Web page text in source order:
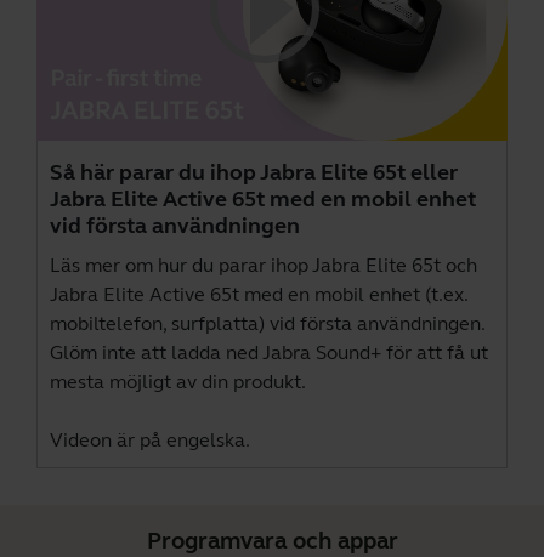
Så här parar du ihop Jabra Elite 65t eller
Jabra Elite Active 65t med en mobil enhet
vid första användningen
Läs mer om hur du parar ihop Jabra Elite 65t och
Jabra Elite Active 65t med en mobil enhet (t.ex.
mobiltelefon, surfplatta) vid första användningen.
Glöm inte att ladda ned Jabra Sound+ för att få ut
mesta möjligt av din produkt.
Videon är på engelska.
Programvara och appar